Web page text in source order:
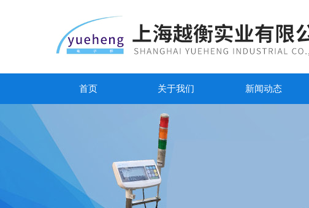
首页 关于我们 新闻动态